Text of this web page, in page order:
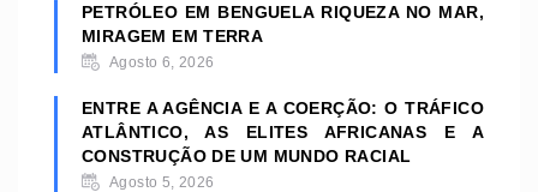
PETRÓLEO EM BENGUELA RIQUEZA NO MAR,
MIRAGEM EM TERRA
Agosto 6, 2026
ENTRE A AGÊNCIA E A COERÇÃO: O TRÁFICO
ATLÂNTICO, AS ELITES AFRICANAS E A
CONSTRUÇÃO DE UM MUNDO RACIAL
Agosto 5, 2026